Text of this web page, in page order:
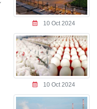
10 Oct 2024
10 Oct 2024